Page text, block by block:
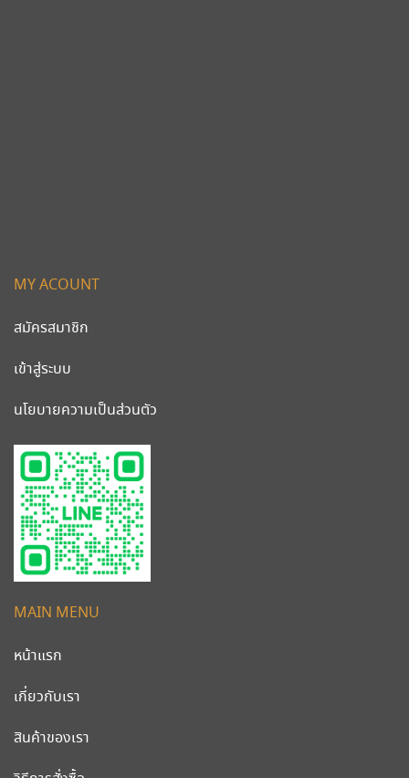
MAIN MENU
หน้าแรก
เกี่ยวกับเรา
สินค้าของเรา
MY ACOUNT
สมัครสมาชิก
เข้าสู่ระบบ
นโยบายความเป็นส่วนตัว